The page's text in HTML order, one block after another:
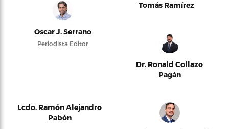
Oscar J. Serrano
Periodista Editor
Tomás Ramírez
Dr. Ronald Collazo
Pagán
Lcdo. Ramón Alejandro
Pabón